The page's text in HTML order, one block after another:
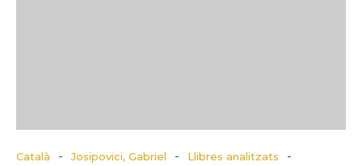
Català - Josipovici, Gabriel - Llibres analitzats -